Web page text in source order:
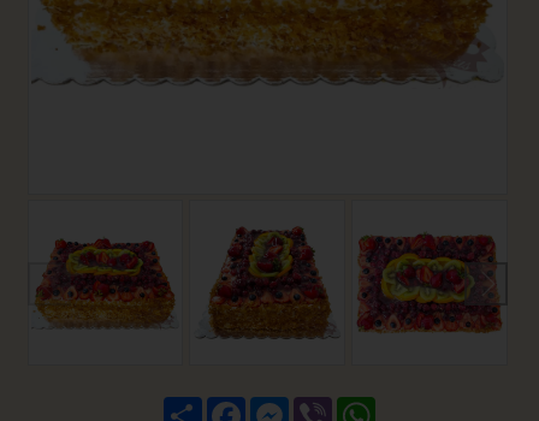
ShareFacebookMessenger
Viber